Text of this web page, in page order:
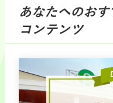
あなたへのおす
コンテンツ